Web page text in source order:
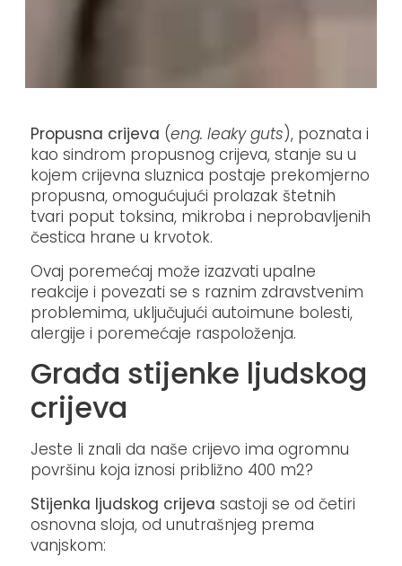
​Propusna crijeva (eng. leaky guts), poznata i
kao sindrom propusnog crijeva, stanje su u
kojem crijevna sluznica postaje prekomjerno
propusna, omogućujući prolazak štetnih
tvari poput toksina, mikroba i neprobavljenih
čestica hrane u krvotok.
Ovaj poremećaj može izazvati upalne
reakcije i povezati se s raznim zdravstvenim
problemima, uključujući autoimune bolesti,
alergije i poremećaje raspoloženja.
Građa stijenke ljudskog
crijeva
Jeste li znali da naše crijevo ima ogromnu
površinu koja iznosi približno 400 m2?
Stijenka ljudskog crijeva sastoji se od četiri
osnovna sloja, od unutrašnjeg prema
vanjskom:​